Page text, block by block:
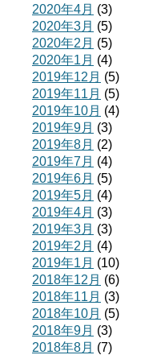
2020年4月 (3)
2020年3月 (5)
2020年2月 (5)
2020年1月 (4)
2019年12月 (5)
2019年11月 (5)
2019年10月 (4)
2019年9月 (3)
2019年8月 (2)
2019年7月 (4)
2019年6月 (5)
2019年5月 (4)
2019年4月 (3)
2019年3月 (3)
2019年2月 (4)
2019年1月 (10)
2018年12月 (6)
2018年11月 (3)
2018年10月 (5)
2018年9月 (3)
2018年8月 (7)